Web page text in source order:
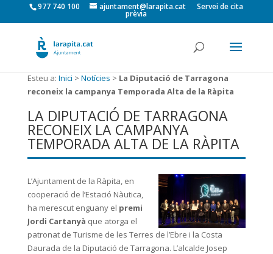
977 740 100 ajuntament@larapita.cat Servei de cita
prèvia
Esteu a: Inici > Notícies > La Diputació de Tarragona
reconeix la campanya Temporada Alta de la Ràpita
LA DIPUTACIÓ DE TARRAGONA
RECONEIX LA CAMPANYA
TEMPORADA ALTA DE LA RÀPITA
L’Ajuntament de la Ràpita, en
cooperació de l’Estació Nàutica,
ha merescut enguany el premi
Jordi Cartanyà que atorga el
patronat de Turisme de les Terres de l’Ebre i la Costa
Daurada de la Diputació de Tarragona. L’alcalde Josep